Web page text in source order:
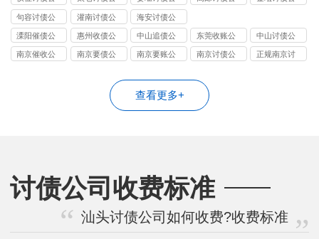
司
司
司
句容讨债公
司
灌南讨债公
司
海安讨债公
司
溧阳催债公
司
惠州收债公
司
中山追债公
司
东莞收账公
司
中山讨债公
司
南京催收公
南京要债公
南京要账公
南京讨债公
正规南京讨
查看更多+
讨债公司收费标准
汕头讨债公司如何收费?收费标准